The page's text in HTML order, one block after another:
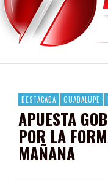
RECONOCE PEPE
EGRESA
SON MUJERES
DESTACADA GUADALUPE
APUESTA
POR LA
MAÑANA